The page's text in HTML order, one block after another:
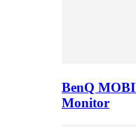
BenQ
Monitor